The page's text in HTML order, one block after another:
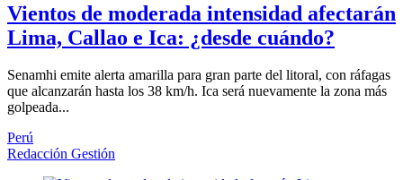
Vientos de moderada intensidad afectarán
Lima, Callao e Ica: ¿desde cuándo?
Senamhi emite alerta amarilla para gran parte del litoral, con ráfagas
que alcanzarán hasta los 38 km/h. Ica será nuevamente la zona más
golpeada...
Perú
Redacción Gestión